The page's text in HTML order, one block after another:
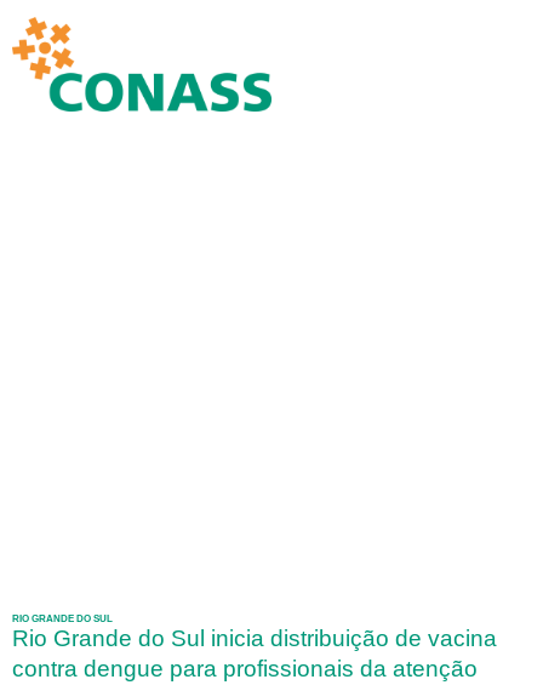
RIO GRANDE DO SUL
Rio Grande do Sul inicia distribuição de vacina
contra dengue para profissionais da atenção